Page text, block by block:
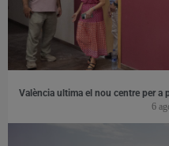
València ultima el nou centre per a
6